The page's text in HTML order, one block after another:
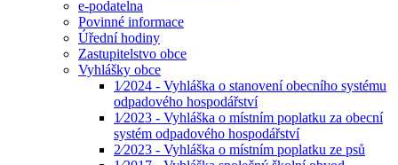
e-podatelna
Povinné informace
Úřední hodiny
Zastupitelstvo obce
Vyhlášky obce
1⁄2024 - Vyhláška o stanovení obecního systému
odpadového hospodářství
1⁄2023 - Vyhláška o místním poplatku za obecní
systém odpadového hospodářství
2⁄2023 - Vyhláška o místním poplatku ze psů